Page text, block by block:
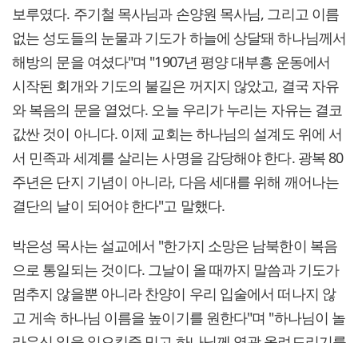
보루였다. 주기철 목사님과 손양원 목사님, 그리고 이름
없는 성도들의 눈물과 기도가 하늘에 상달돼 하나님께서
해방의 문을 여셨다"며 "1907년 평양 대부흥 운동에서
시작된 회개와 기도의 불길은 꺼지지 않았고, 결국 자유
와 복음의 문을 열었다. 오늘 우리가 누리는 자유는 결코
값싼 것이 아니다. 이제 교회는 하나님의 설계도 위에 서
서 민족과 세계를 살리는 사명을 감당해야 한다. 광복 80
주년은 단지 기념이 아니라, 다음 세대를 위해 깨어나는
결단의 날이 되어야 한다"고 말했다.
박은성 목사는 설교에서 "한가지 소망은 남북한이 복음
으로 통일되는 것이다. 그날이 올 때까지 말씀과 기도가
멈추지 않을뿐 아니라 찬양이 우리 입술에서 떠나지 않
고 게속 하나님 이름을 높이기를 원한다"며 "하나님이 놀